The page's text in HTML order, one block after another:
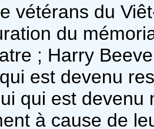
vétérans du
du
; Harry
est devenu
qui est devenu
à cause de